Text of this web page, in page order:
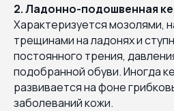
2. Ладонно-подошвенная
Характеризуется мозолями,
трещинами на ладонях и
постоянного трения,
подобранной обуви. Иногда
развивается на фоне
заболеваний кожи.